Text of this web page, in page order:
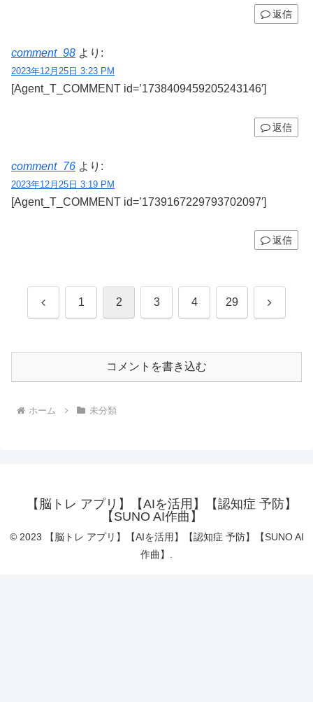
返信
comment_98 より:
2023年12月25日 3:23 PM
[Agent_T_COMMENT id=’1738409459205243146′]
返信
comment_76 より:
2023年12月25日 3:19 PM
[Agent_T_COMMENT id=’1739167229793702097′]
返信
前 1 2 3 4 29 次
コメントを書き込む
ホーム 未分類
【脳トレ アプリ】【AIを活用】【認知症 予防】
【SUNO AI作曲】
© 2023 【脳トレ アプリ】【AIを活用】【認知症 予防】【SUNO AI
作曲】.